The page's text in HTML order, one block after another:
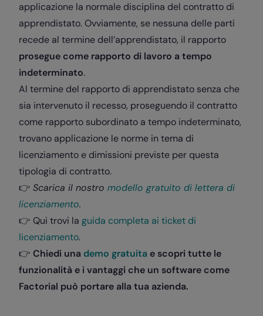
applicazione la normale disciplina del contratto di
apprendistato. Ovviamente, se nessuna delle parti
recede al termine dell’apprendistato, il rapporto
prosegue come rapporto di lavoro a tempo
indeterminato.
Al termine del rapporto di apprendistato senza che
sia intervenuto il recesso, proseguendo il contratto
come rapporto subordinato a tempo indeterminato,
trovano applicazione le norme in tema di
licenziamento e dimissioni previste per questa
tipologia di contratto.
👉 Scarica il nostro modello gratuito di lettera di
licenziamento.
👉 Qui trovi la guida completa ai ticket di
licenziamento.
👉 Chiedi una demo gratuita e scopri tutte le
funzionalità e i vantaggi che un software come
Factorial può portare alla tua azienda.